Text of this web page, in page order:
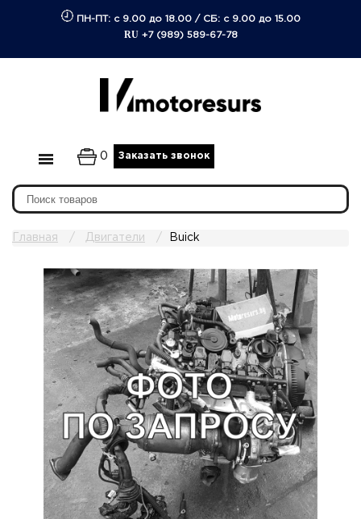
ПН-ПТ: с 9.00 до 18.00/ СБ: с 9.00 до 15.00
RU +7 (989) 589-67-78
0 Заказать звонок
Главная Двигатели Buick